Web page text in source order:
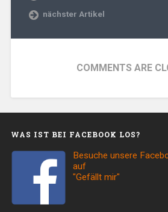
nächster Artikel
COMMENTS ARE
WAS IST BEI FACEBOOK LOS?
Besuche unsere
auf
"Gefällt mir"